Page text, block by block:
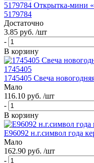
5179784 Открытка-мини
5179784
Достаточно
3.85 руб. /шт
-
В корзину
1745405 Свеча
Мало
116.10 руб. /шт
-
В корзину
Е96092 н.г.символ года
Мало
162.90 руб. /шт
-